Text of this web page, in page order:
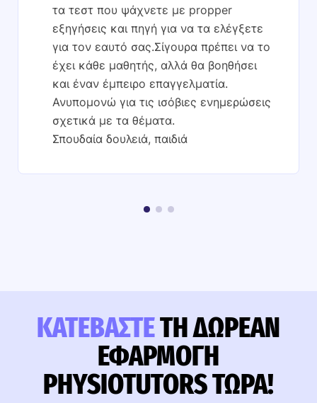
τα τεστ που ψάχνετε με propper
εξηγήσεις και πηγή για να τα ελέγξετε
για τον εαυτό σας.Σίγουρα πρέπει να το
έχει κάθε μαθητής, αλλά θα βοηθήσει
και έναν έμπειρο επαγγελματία.
Ανυπομονώ για τις ισόβιες ενημερώσεις
σχετικά με τα θέματα.
Σπουδαία δουλειά, παιδιά
ΚΑΤΕΒΆΣΤΕΤΗ ΔΩΡΕΆΝ
ΕΦΑΡΜΟΓΉ
PHYSIOTUTORS ΤΏΡΑ!